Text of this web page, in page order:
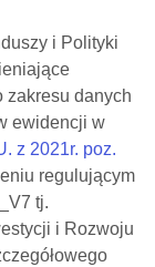
i Polityki
zakresu danych
ewidencji w
z 2021r. poz.
regulującym
tj.
i Rozwoju
ółowego